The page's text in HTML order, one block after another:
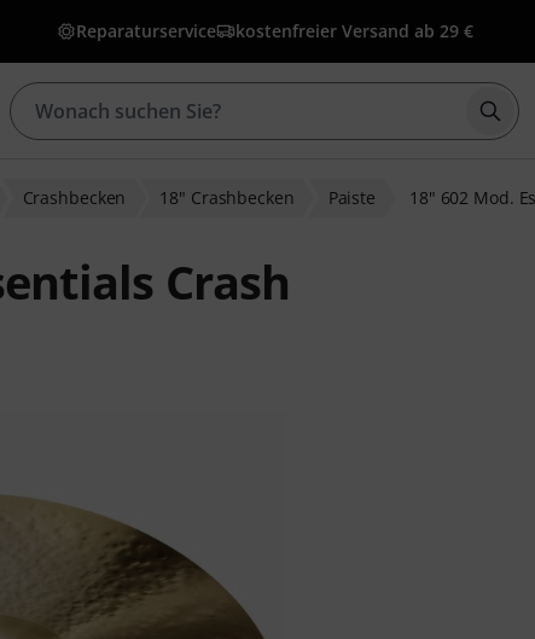
Reparaturservice kostenfreier Versand ab 29 €
Crashbecken 18" Crashbecken Paiste 18" 602 Mod.
Crash